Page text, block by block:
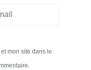
mon site dans le